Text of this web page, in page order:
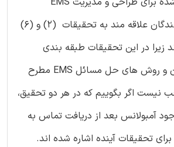
گسترده است. خوانندگان علاقه مند به تحقیقات (2) و (6)
زیرا در این تحقیقات طبقه بندی
مسائل، فرمولاسیون و روش های حل مسائل EMS مطرح
نیست اگر بگوییم که در هر دو تحقیق،
آمبولانس بعد از دریافت تماس به
تحقیقات آینده اشاره شده اند.